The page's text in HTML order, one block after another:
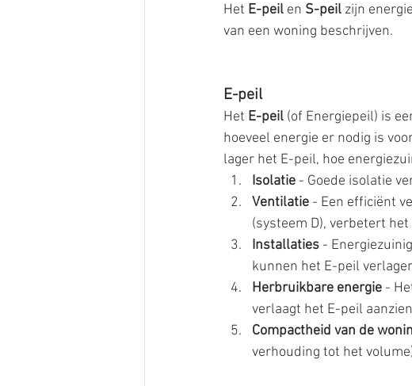
Het E-peil en S-peil zijn
van een woning beschrijven.
E-peil
Het E-peil (of Energiepeil) is
hoeveel energie er nodig is
lager het E-peil, hoe
Isolatie - Goede isolatie
Ventilatie - Een efficiënt
(systeem D), verbetert het
Installaties -
kunnen het E-peil
Herbruikbare energie -
verlaagt het E-peil
Compactheid van de
verhouding tot het